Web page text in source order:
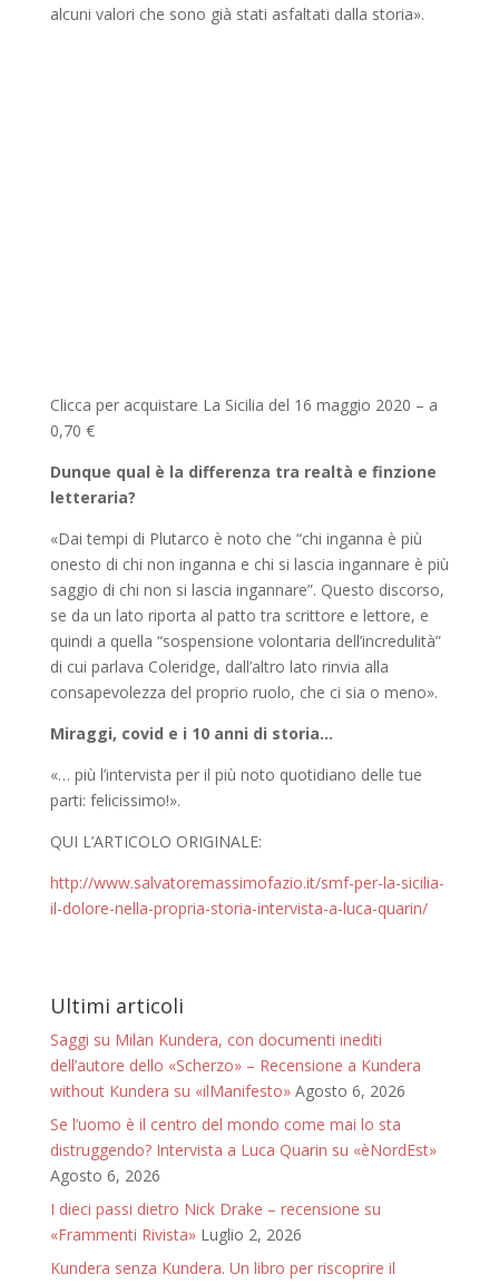
alcuni valori che sono già stati asfaltati dalla storia».
Clicca per acquistare La Sicilia del 16 maggio 2020 – a
0,70 €
Dunque qual è la differenza tra realtà e finzione
letteraria?
«Dai tempi di Plutarco è noto che “chi inganna è più
onesto di chi non inganna e chi si lascia ingannare è più
saggio di chi non si lascia ingannare”. Questo discorso,
se da un lato riporta al patto tra scrittore e lettore, e
quindi a quella “sospensione volontaria dell’incredulità”
di cui parlava Coleridge, dall’altro lato rinvia alla
consapevolezza del proprio ruolo, che ci sia o meno».
Miraggi, covid e i 10 anni di storia…
«… più l’intervista per il più noto quotidiano delle tue
parti: felicissimo!».
QUI L’ARTICOLO ORIGINALE:
http://www.salvatoremassimofazio.it/smf-per-la-sicilia-
il-dolore-nella-propria-storia-intervista-a-luca-quarin/
Ultimi articoli
Saggi su Milan Kundera, con documenti inediti
dell’autore dello «Scherzo» – Recensione a Kundera
without Kundera su «ilManifesto» Agosto 6, 2026
Se l’uomo è il centro del mondo come mai lo sta
distruggendo? Intervista a Luca Quarin su «èNordEst»
Agosto 6, 2026
I dieci passi dietro Nick Drake – recensione su
«Frammenti Rivista» Luglio 2, 2026
Kundera senza Kundera. Un libro per riscoprire il